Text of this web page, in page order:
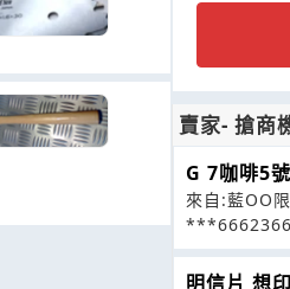
賣家- 搶商
G 7咖啡5
來自:藍OO
明信片 想